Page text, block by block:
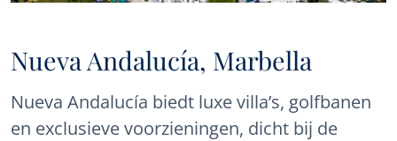
Nueva Andalucía, Marbella
Nueva Andalucía biedt luxe villa’s, golfbanen
en exclusieve voorzieningen, dicht bij de